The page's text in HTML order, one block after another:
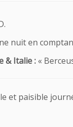
nuit en
& Italie : «
et paisible